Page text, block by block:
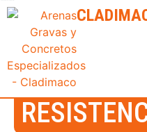
Distribuidor de
ARENA DE